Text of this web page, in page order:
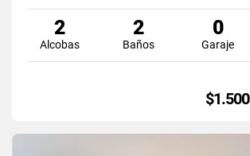
2
Alcobas
2
Baños
0
Garaje